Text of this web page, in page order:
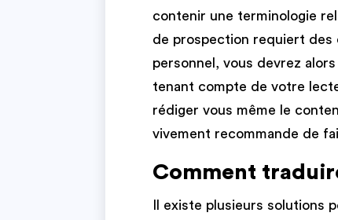
contenir une terminologie
de prospection requiert des
personnel, vous devrez
tenant compte de votre
rédiger vous même le
vivement recommande de
Comment
Il existe plusieurs solutions